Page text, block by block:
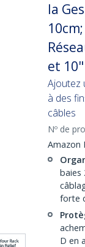
la
et 10"
Ajoutez
à des
câbles
Nº de
Amazon
baies
forte
D en